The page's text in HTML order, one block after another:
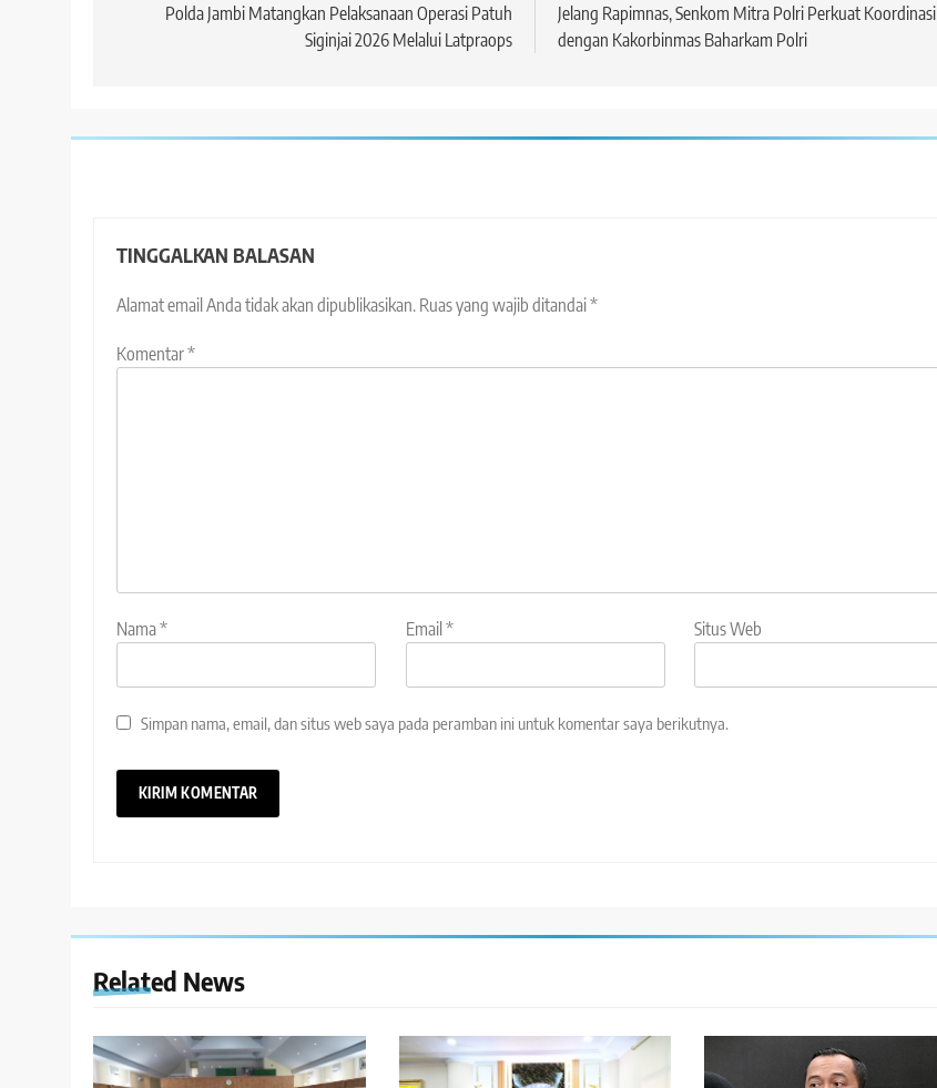
Polda Jambi Matangkan Pelaksanaan Operasi Patuh
Siginjai 2026 Melalui Latpraops
Jelang Rapimnas, Senkom Mitra Polri Perkuat Koordinasi
dengan Kakorbinmas Baharkam Polri
TINGGALKAN BALASAN
Alamat email Anda tidak akan dipublikasikan. Ruas yang wajib ditandai*
Komentar*
Nama* Email* Situs Web
Simpan nama, email, dan situs web saya pada peramban ini untuk komentar saya berikutnya.
Related News